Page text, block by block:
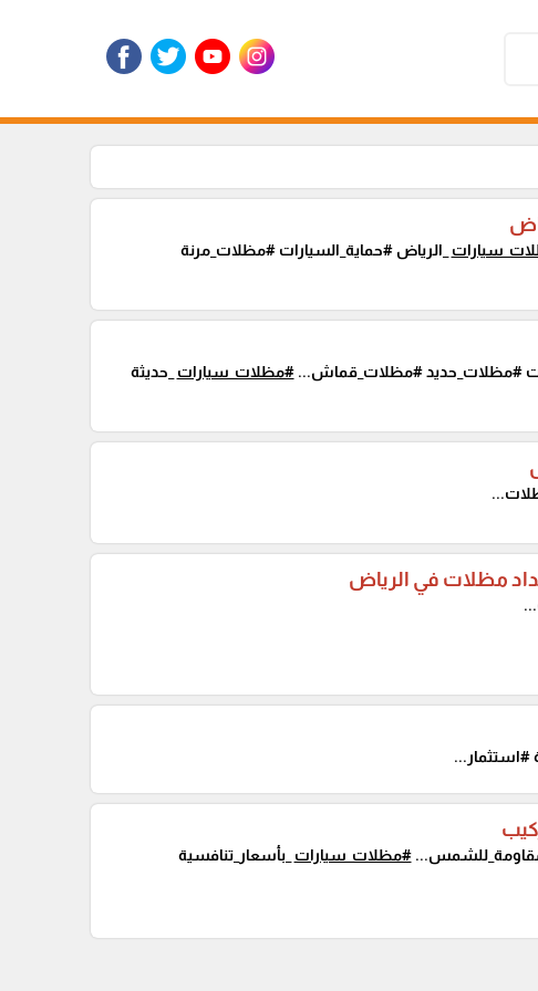
_الرياض #حماية_السيارات #مظلات_مرنة
#مظلات_حديد #مظلات_قماش...#مظلات_سيارات _حديثة
مظلات في الرياض
#مظلات_سيارات _بأسعار_تنافسية